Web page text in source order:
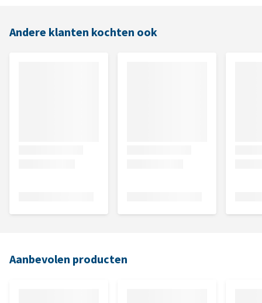
Andere klanten kochten ook
Aanbevolen producten